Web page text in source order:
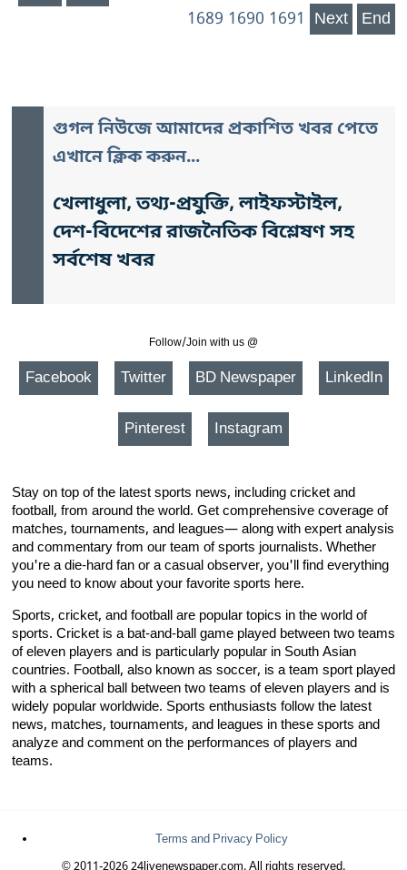
1689 1690 1691 Next End
গুগল নিউজে আমাদের প্রকাশিত খবর পেতে
এখানে ক্লিক করুন...
খেলাধুলা, তথ্য-প্রযুক্তি, লাইফস্টাইল,
দেশ-বিদেশের রাজনৈতিক বিশ্লেষণ সহ
সর্বশেষ খবর
Follow/Join with us @
Facebook Twitter BD Newspaper LinkedIn
Pinterest Instagram
Stay on top of the latest sports news, including cricket and
football, from around the world. Get comprehensive coverage of
matches, tournaments, and leagues— along with expert analysis
and commentary from our team of sports journalists. Whether
you're a die-hard fan or a casual observer, you'll find everything
you need to know about your favorite sports here.
Sports, cricket, and football are popular topics in the world of
sports. Cricket is a bat-and-ball game played between two teams
of eleven players and is particularly popular in South Asian
countries. Football, also known as soccer, is a team sport played
with a spherical ball between two teams of eleven players and is
widely popular worldwide. Sports enthusiasts follow the latest
news, matches, tournaments, and leagues in these sports and
analyze and comment on the performances of players and
teams.
Terms and Privacy Policy
© 2011-2026 24livenewspaper.com. All rights reserved.